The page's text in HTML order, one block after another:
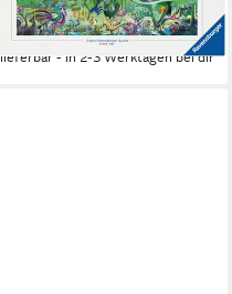
ab 21,52 € UVP27,99 €
-23%
lieferbar - in 2-3 Werktagen bei dir